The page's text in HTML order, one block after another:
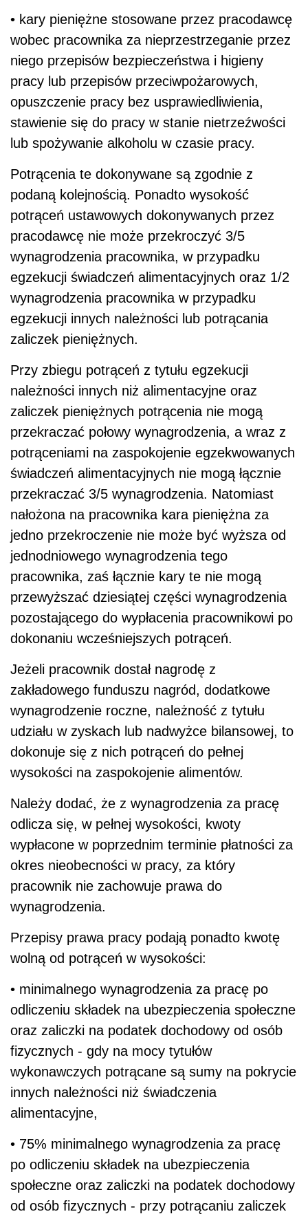
• kary pieniężne stosowane przez pracodawcę
wobec pracownika za nieprzestrzeganie przez
niego przepisów bezpieczeństwa i higieny
pracy lub przepisów przeciwpożarowych,
opuszczenie pracy bez usprawiedliwienia,
stawienie się do pracy w stanie nietrzeźwości
lub spożywanie alkoholu w czasie pracy.
Potrącenia te dokonywane są zgodnie z
podaną kolejnością. Ponadto wysokość
potrąceń ustawowych dokonywanych przez
pracodawcę nie może przekroczyć 3/5
wynagrodzenia pracownika, w przypadku
egzekucji świadczeń alimentacyjnych oraz 1/2
wynagrodzenia pracownika w przypadku
egzekucji innych należności lub potrącania
zaliczek pieniężnych.
Przy zbiegu potrąceń z tytułu egzekucji
należności innych niż alimentacyjne oraz
zaliczek pieniężnych potrącenia nie mogą
przekraczać połowy wynagrodzenia, a wraz z
potrąceniami na zaspokojenie egzekwowanych
świadczeń alimentacyjnych nie mogą łącznie
przekraczać 3/5 wynagrodzenia. Natomiast
nałożona na pracownika kara pieniężna za
jedno przekroczenie nie może być wyższa od
jednodniowego wynagrodzenia tego
pracownika, zaś łącznie kary te nie mogą
przewyższać dziesiątej części wynagrodzenia
pozostającego do wypłacenia pracownikowi po
dokonaniu wcześniejszych potrąceń.
Jeżeli pracownik dostał nagrodę z
zakładowego funduszu nagród, dodatkowe
wynagrodzenie roczne, należność z tytułu
udziału w zyskach lub nadwyżce bilansowej, to
dokonuje się z nich potrąceń do pełnej
wysokości na zaspokojenie alimentów.
Należy dodać, że z wynagrodzenia za pracę
odlicza się, w pełnej wysokości, kwoty
wypłacone w poprzednim terminie płatności za
okres nieobecności w pracy, za który
pracownik nie zachowuje prawa do
wynagrodzenia.
Przepisy prawa pracy podają ponadto kwotę
wolną od potrąceń w wysokości:
• minimalnego wynagrodzenia za pracę po
odliczeniu składek na ubezpieczenia społeczne
oraz zaliczki na podatek dochodowy od osób
fizycznych - gdy na mocy tytułów
wykonawczych potrącane są sumy na pokrycie
innych należności niż świadczenia
alimentacyjne,
• 75% minimalnego wynagrodzenia za pracę
po odliczeniu składek na ubezpieczenia
społeczne oraz zaliczki na podatek dochodowy
od osób fizycznych - przy potrącaniu zaliczek